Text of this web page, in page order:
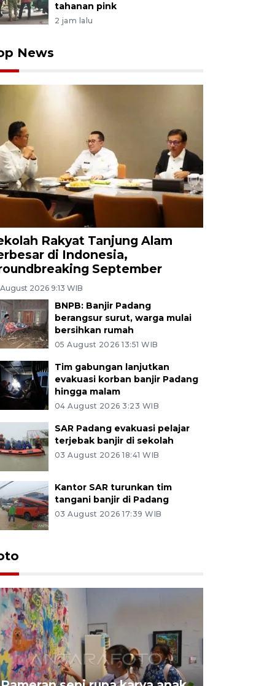
tahanan pink
2 jam lalu
News
Rakyat Tanjung Alam
di Indonesia,
September
2026 9:13 WIB
BNPB: Banjir Padang
berangsur surut, warga mulai
bersihkan rumah
05 August 2026 13:51 WIB
Tim gabungan lanjutkan
evakuasi korban banjir Padang
hingga malam
04 August 2026 3:23 WIB
SAR Padang evakuasi pelajar
terjebak banjir di sekolah
03 August 2026 18:41 WIB
Kantor SAR turunkan tim
tangani banjir di Padang
03 August 2026 17:39 WIB